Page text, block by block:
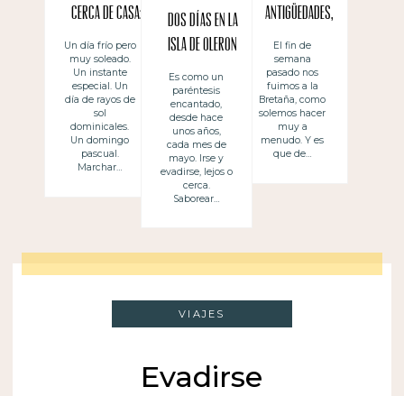
cerca de casa:
Pornichet
Un día frío pero
muy soleado.
Un instante
especial. Un
día de rayos de
sol
dominicales.
Un domingo
pascual.
Marchar…
Dos días en la
Isla de Oleron
Es como un
paréntesis
encantado,
desde hace
unos años,
cada mes de
mayo. Irse y
evadirse, lejos o
cerca.
Saborear…
antigüedades,
esa cosa tan
francesa
El fin de
semana
pasado nos
fuimos a la
Bretaña, como
solemos hacer
muy a
menudo. Y es
que de…
VIAJES
Evadirse